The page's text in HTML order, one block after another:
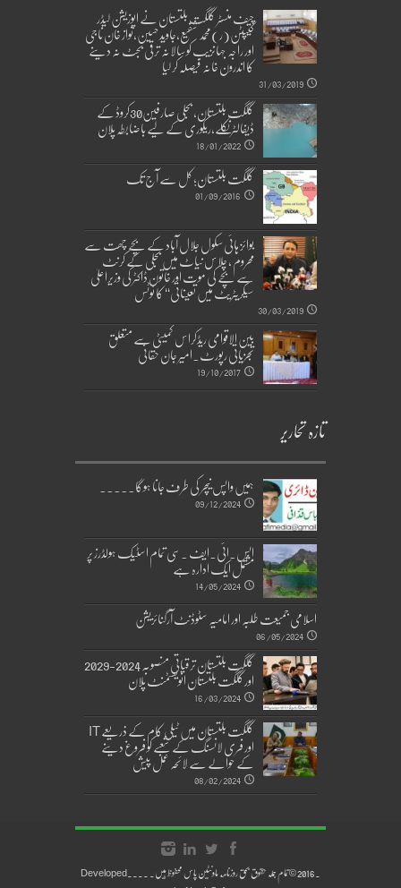
چیف منسٹر گلگت بلتستان نے اپوزیشن لیڈر
کیپٹن(ر)محمد شفیع،جاوید حسین،نواز خان ناجی
اور راجہ جہانزیب کو سالانہ ترقی بجٹ نہ دینے
کا اندرون خانہ فیصلہ کر لیا
31/03/2019
گلگت بلتستان، بجلی صارفین30کروڈ کے
ڈیفالٹر نکلے,ریکوری کے لیے باضابطہ پلان
18/01/2022
گلگت بلتستان؛ کل سے آج تک
01/09/2016
بوائز ہائی سکول جلال آباد کے بچے چھت سے
محروم ، چلاس نیاٹ میں بجلی کے کرنٹ
سے بچے کی موت اور خاتون ڈاکٹر کی وزیراعلیٰ
سیکریٹریٹ میں تعیناتی‘‘ کا نوٹس
30/03/2019
بین الاقوامی ریڈکراس کمیٹی سے متعلق
تجزیاتی رپورٹ۔امیر جان حقانی
19/10/2017
تازہ تحاریر
ہمیں واپس نیچر کی طرف جانا ہوگا۔۔۔۔۔
09/12/2024
ایس۔ائی۔ایف ۔سی تمام اسٹیک ہولڈرز پر
مشتمل ایک ادارہ ہے
14/05/2024
اسلامی جمیعت طلبہ اور امامیہ سٹوڈنٹ آرگنائزیشن
06/05/2024
گلگت بلتستان ترقیاتی منصوبہ 2024-2029 اورگلگت بلتستان انویسٹمنٹ پلان
16/03/2024
گلگت بلتستان میں ٹیلی کام کے ذریعے ITاور فری لانسنگ کے شعبے کو فروغ دینے
کے حوالے سے لائحہ عمل پیش
08/02/2024
.2016 © تمام جملہ حقوق بحق روزنامہ ماونٹین پاس محفوظ ہیں۔ ....Developed